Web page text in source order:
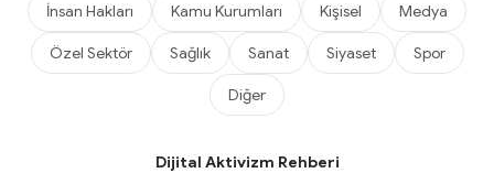
İnsan Hakları Kamu Kurumları Kişisel Medya
Özel Sektör Sağlık Sanat Siyaset Spor
Diğer
Dijital Aktivizm Rehberi